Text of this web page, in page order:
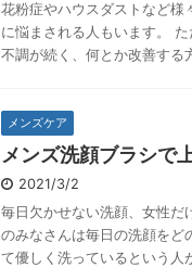
花粉症やハウスダストなど様
に悩まされる人もいます。
不調が続く、何とか改善する
メンズケア
メンズ洗顔ブラシで
2021/3/2
毎日欠かせない洗顔、女性だ
のみなさんは毎日の洗顔をど
て優しく洗っているという人